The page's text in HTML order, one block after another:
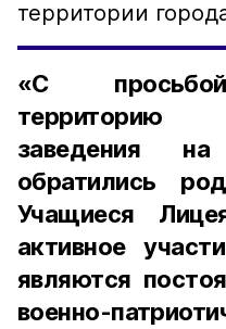
территории
«С просьбой
территорию
заведения
обратились
Учащиеся
активное
являются
военно-